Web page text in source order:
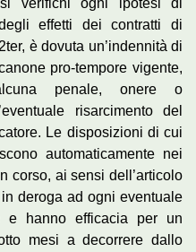
effetti dei contratti di
è dovuta un’indennità di
pro-tempore vigente,
penale, onere o
risarcimento del
Le disposizioni di cui
automaticamente nei
corso, ai sensi dell’articolo
deroga ad ogni eventuale
e hanno efficacia per un
mesi a decorrere dallo